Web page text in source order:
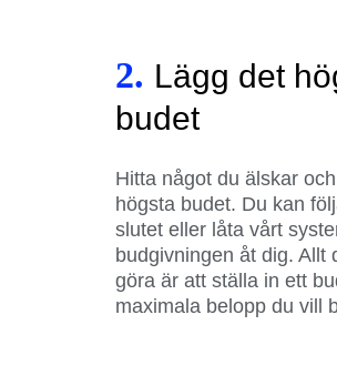
2. Lägg det
budet
Hitta något du älskar
högsta budet. Du kan
slutet eller låta vårt
budgivningen åt dig. Allt
göra är att ställa in ett
maximala belopp du vill